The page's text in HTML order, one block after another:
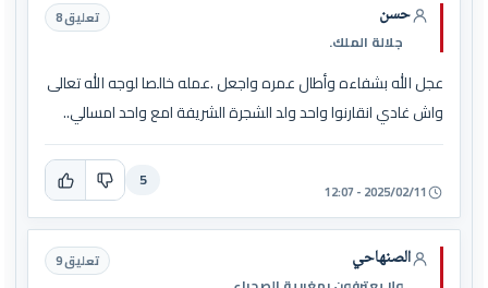
حسن
جلالة الملك.
تعليق 8
عجل الله بشفاءه وأطال عمره واجعل .عمله خالصا لوجه الله تعالى
واش غادي انقارنوا واحد ولد الشجرة الشريفة امع واحد امسالي..
2025/02/11 - 12:07
5
الصنهاحي تعليق 9